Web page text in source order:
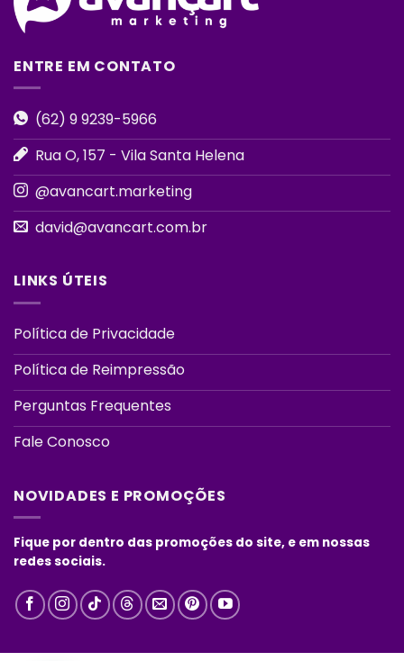
ENTRE EM CONTATO
(62) 9 9239-5966
Rua O, 157 - Vila Santa Helena
@avancart.marketing
david@avancart.com.br
LINKS ÚTEIS
Política de Privacidade
Política de Reimpressão
Perguntas Frequentes
Fale Conosco
NOVIDADES E PROMOÇÕES
Fique por dentro das promoções do site, e em nossas
redes sociais.